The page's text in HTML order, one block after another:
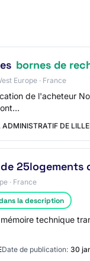
bornes de
Europe · France
de l'acheteur
DE LILLE
25logements
· France
la description
technique
Date de publication: 30